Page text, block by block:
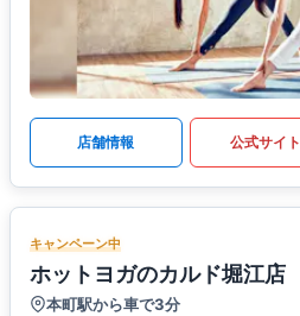
店舗情報 公式サイト
キャンペーン中
ホットヨガのカルド堀江店
本町駅から車で3分